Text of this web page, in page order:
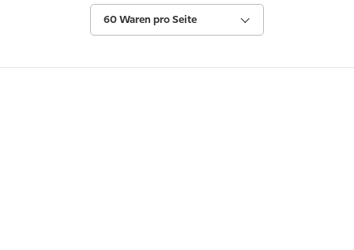
60 Waren pro Seite